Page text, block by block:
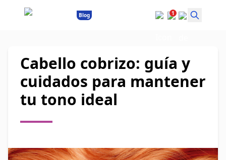
Blog 1
Cabello cobrizo: guía y
cuidados para mantener
tu tono ideal